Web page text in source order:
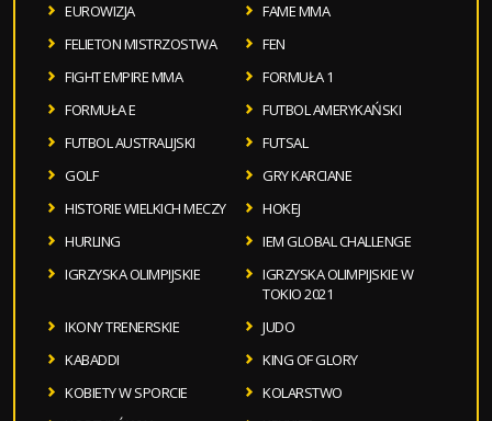
EUROWIZJA
FAME MMA
FELIETON MISTRZOSTWA
FEN
FIGHT EMPIRE MMA
FORMUŁA 1
FORMUŁA E
FUTBOL AMERYKAŃSKI
FUTBOL AUSTRALIJSKI
FUTSAL
GOLF
GRY KARCIANE
HISTORIE WIELKICH MECZY
HOKEJ
HURLING
IEM GLOBAL CHALLENGE
IGRZYSKA OLIMPIJSKIE
IGRZYSKA OLIMPIJSKIE W
TOKIO 2021
IKONY TRENERSKIE
JUDO
KABADDI
KING OF GLORY
KOBIETY W SPORCIE
KOLARSTWO